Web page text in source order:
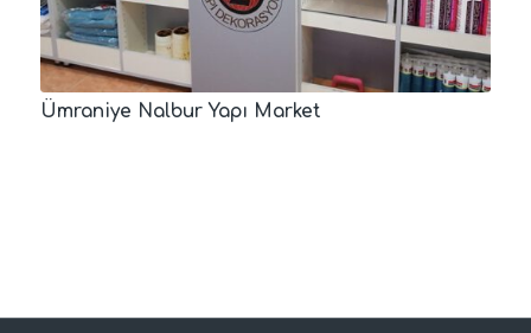
Ümraniye Nalbur Yapı Market